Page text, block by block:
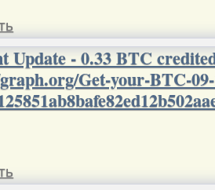
Update - 0.33 BTC
Get-your-BTC-